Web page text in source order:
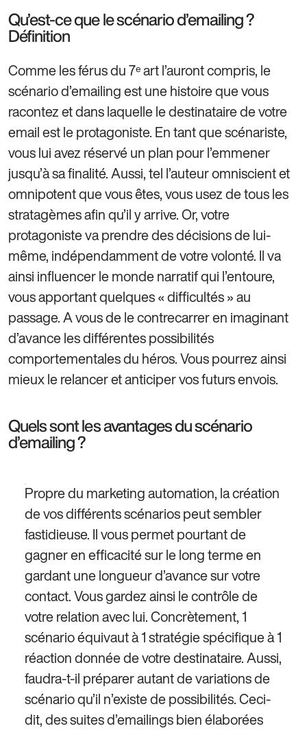
Qu’est-ce que le scénario d’emailing ?
Définition
Comme les férus du 7ᵉ art l’auront compris, le
scénario d’emailing est une histoire que vous
racontez et dans laquelle le destinataire de votre
email est le protagoniste. En tant que scénariste,
vous lui avez réservé un plan pour l’emmener
jusqu’à sa finalité. Aussi, tel l’auteur omniscient et
omnipotent que vous êtes, vous usez de tous les
stratagèmes afin qu’il y arrive. Or, votre
protagoniste va prendre des décisions de lui-
même, indépendamment de votre volonté. Il va
ainsi influencer le monde narratif qui l’entoure,
vous apportant quelques « difficultés » au
passage. A vous de le contrecarrer en imaginant
d’avance les différentes possibilités
comportementales du héros. Vous pourrez ainsi
mieux le relancer et anticiper vos futurs envois.
Quels sont les avantages du scénario
d’emailing ?
Propre du marketing automation, la création
de vos différents scénarios peut sembler
fastidieuse. Il vous permet pourtant de
gagner en efficacité sur le long terme en
gardant une longueur d’avance sur votre
contact. Vous gardez ainsi le contrôle de
votre relation avec lui. Concrètement, 1
scénario équivaut à 1 stratégie spécifique à 1
réaction donnée de votre destinataire. Aussi,
faudra-t-il préparer autant de variations de
scénario qu’il n’existe de possibilités. Ceci-
dit, des suites d’emailings bien élaborées